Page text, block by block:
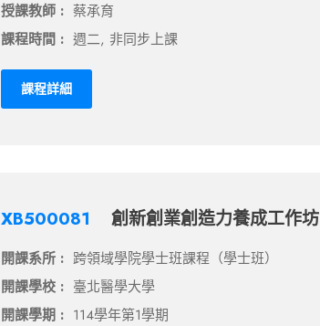
授課教師 : 蔡承育
課程時間 : 週二, 非同步上課
課程詳細
XB500081 創新創業創造力養成工作坊
開課系所 : 跨領域學院學士班課程（學士班）
開課學校 : 臺北醫學大學
開課學期 : 114學年第1學期